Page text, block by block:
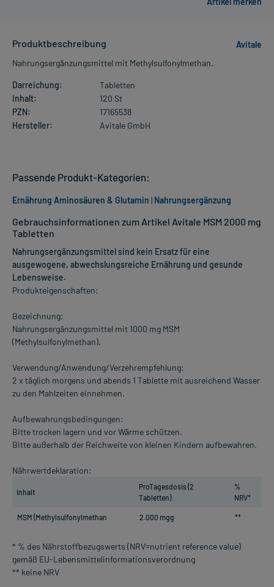
Produktbeschreibung
Avitale
Nahrungsergänzungsmittel mit Methylsulfonylmethan.
Darreichung:
Tabletten
Inhalt:
120 St
PZN:
17165538
Hersteller:
Avitale GmbH
Gebrauchsinformationen zum Artikel Avitale MSM 2000 mg
Tabletten
Nahrungsergänzungsmittel sind kein Ersatz für eine
ausgewogene, abwechslungsreiche Ernährung und gesunde
Lebensweise.
Produkteigenschaften:
Bezeichnung:
Nahrungsergänzungsmittel mit 1000 mg MSM
(Methylsulfonylmethan).
Verwendung/Anwendung/Verzehrempfehlung:
2 x täglich morgens und abends 1 Tablette mit ausreichend Wasser
zu den Mahlzeiten einnehmen.
Aufbewahrungsbedingungen:
Bitte trocken lagern und vor Wärme schützen.
Bitte außerhalb der Reichweite von kleinen Kindern aufbewahren.
Nährwertdeklaration:
Inhalt
ProTagesdosis (2
Tabletten)
%
NRV*
MSM (Methylsulfonylmethan 2.000 mgg **
* % des Nährstoffbezugswerts (NRV=nutrient reference value)
gemäß EU-Lebensmittelinformationsverordnung
** keine NRV
Passende Produkt-Kategorien:
Ernährung Aminosäuren & Glutamin | Nahrungsergänzung